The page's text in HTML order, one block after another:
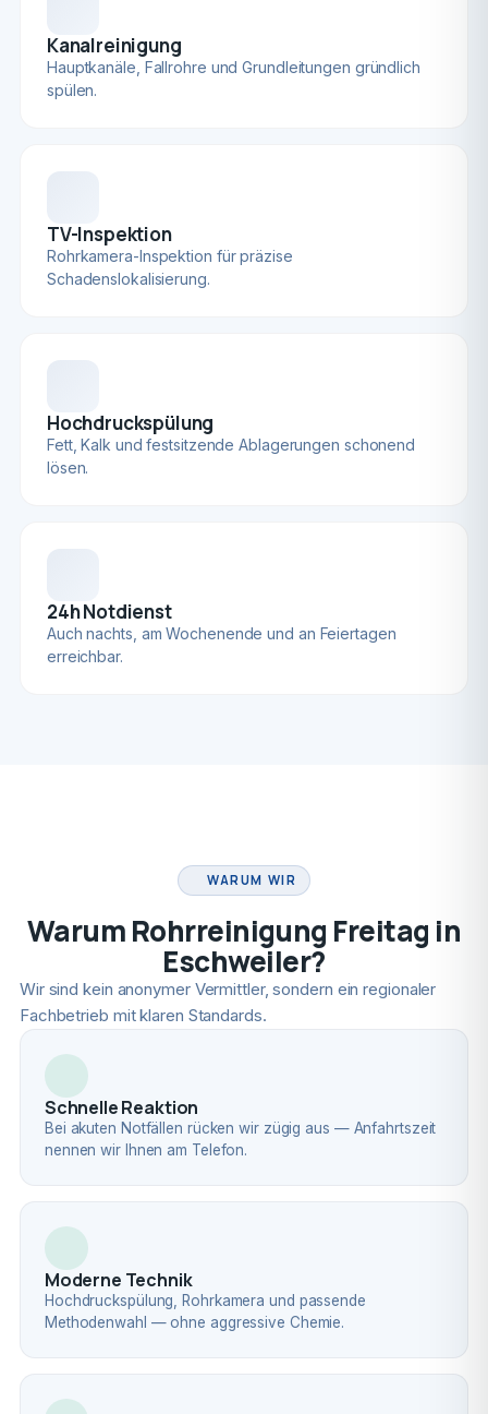
Kanalreinigung
Hauptkanäle, Fallrohre und Grundleitungen gründlich
spülen.
TV-Inspektion
Rohrkamera-Inspektion für präzise
Schadenslokalisierung.
Hochdruckspülung
Fett, Kalk und festsitzende Ablagerungen schonend
lösen.
24h Notdienst
Auch nachts, am Wochenende und an Feiertagen
erreichbar.
WARUM WIR
Warum Rohrreinigung Freitag in
Eschweiler?
Wir sind kein anonymer Vermittler, sondern ein regionaler
Fachbetrieb mit klaren Standards.
Schnelle Reaktion
Bei akuten Notfällen rücken wir zügig aus — Anfahrtszeit
nennen wir Ihnen am Telefon.
Moderne Technik
Hochdruckspülung, Rohrkamera und passende
Methodenwahl — ohne aggressive Chemie.